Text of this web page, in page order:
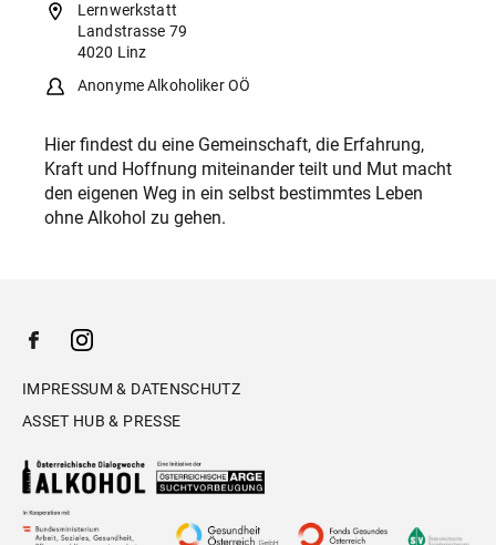
Lernwerkstatt
Landstrasse 79
4020 Linz
Anonyme Alkoholiker OÖ
Hier findest du eine Gemeinschaft, die Erfahrung,
Kraft und Hoffnung miteinander teilt und Mut macht
den eigenen Weg in ein selbst bestimmtes Leben
ohne Alkohol zu gehen.
IMPRESSUM & DATENSCHUTZ
ASSET HUB & PRESSE